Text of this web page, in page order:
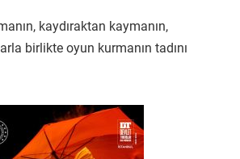
kaydıraktan kaymanın,
birlikte oyun kurmanın tadını